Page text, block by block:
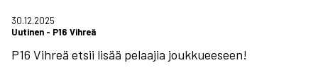
30.12.2025
Uutinen - P16 Vihreä
P16 Vihreä etsii lisää pelaajia joukkueeseen!